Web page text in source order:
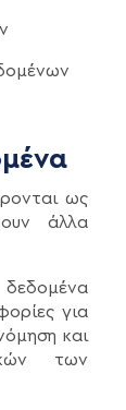
ως
άλλα
για
και
των